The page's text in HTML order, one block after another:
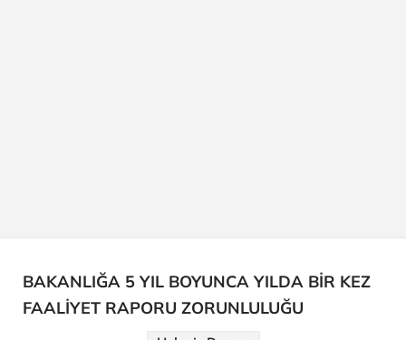
BAKANLIĞA 5 YIL BOYUNCA YILDA BİR KEZ
FAALİYET RAPORU ZORUNLULUĞU